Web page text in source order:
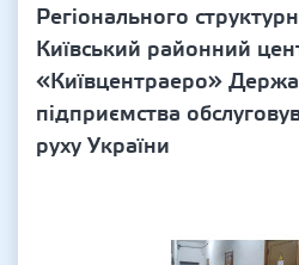
Регіонального
Київський районний
«Київцентраеро»
підприємства
руху України